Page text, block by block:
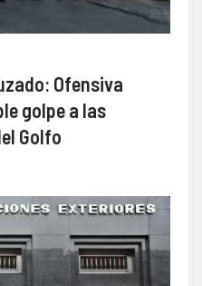
Ofensiva
golpe a las
Golfo